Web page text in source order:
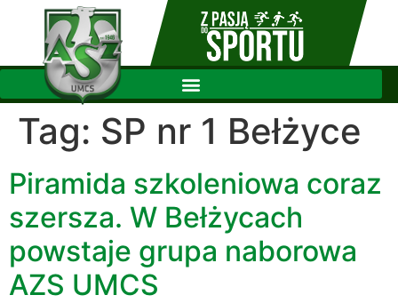
Tag: SP nr 1 Bełżyce
Piramida szkoleniowa coraz
szersza. W Bełżycach
powstaje grupa naborowa
AZS UMCS